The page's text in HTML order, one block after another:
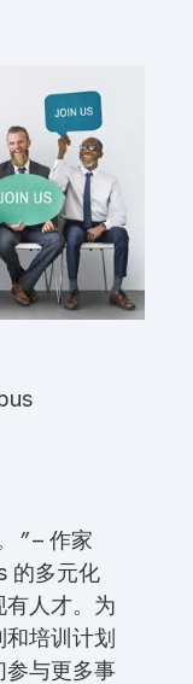
”– 作家
的多元化
人才。为
和培训计划
参与更多事